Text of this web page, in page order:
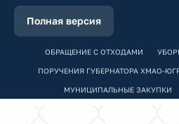
Полная версия
ОБРАЩЕНИЕ С ОТХОДАМИ
ПОРУЧЕНИЯ ГУБЕРНАТОРА ХМАО-
МУНИЦИПАЛЬНЫЕ ЗАКУПКИ